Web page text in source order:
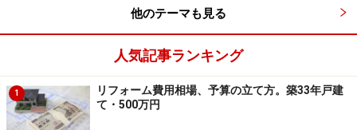
万～50万円程度の費用が必要になります（床下地補修、
壁・天井のクロス張替え、廃材撤去含む）。和室から洋
室にする際、窓回りの装飾（カーテンの取り付けなど）
を忘れてしまうことがあるので、予算を立てるときに見
落とさないようにしましょう。
他のテーマも見る
人気記事ランキング
1
リフォーム費用相場、予算の立て方。築33年戸建
て・500万円